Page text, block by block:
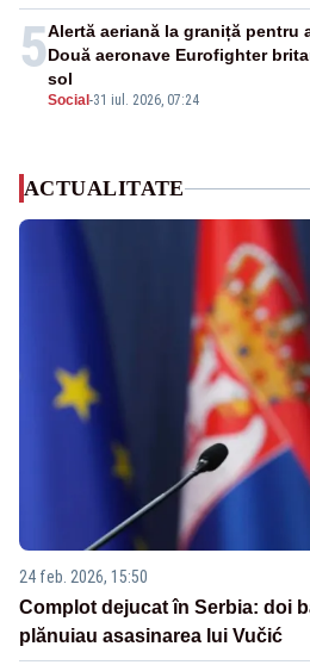
5
Social -31 iul. 2026, 07:24
Alertă aeriană la graniță pentru
Două aeronave Eurofighter
sol
ACTUALITATE
24 feb. 2026, 15:50
Complot dejucat în Serbia: doi
plănuiau asasinarea lui Vučić